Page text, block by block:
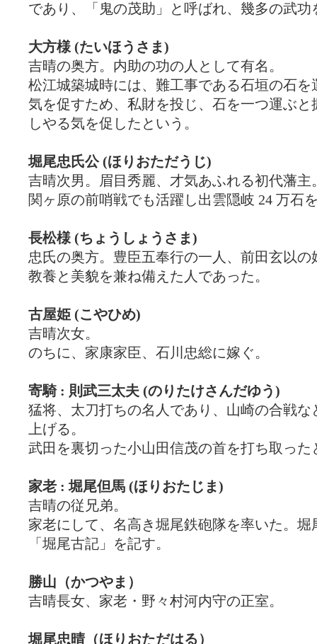
であり、「鬼の茂助」と呼ばれ、幾多の武功
大方様 (たいほうさま)
吉晴の奥方。内助の功の人として有名。
松江城築城時には、難工事である石垣の石を
気を促すため、私財を投じ、石を一つ運ぶと
しやる気を促したという。
堀尾忠氏公 (ほりおただうじ)
吉晴次男。眉目秀麗、才気あふれる初代藩主
関ヶ原の前哨戦でも活躍し出雲隠岐 24 万石
長松様 (ちょうしょうさま)
忠氏の奥方。豊臣五奉行の一人、前田玄以の
教養と美貌を兼ね備えた人であった。
古屋姫 (こやひめ)
吉晴次女。
のちに、家康家臣、石川忠総に嫁ぐ。
寄騎 : 則武三太夫 (のりたけさんだゆう)
猛将、太刀打ちの名人であり、山崎の合戦な
上げる。
武田を裏切った小山田信茂の首を打ち取った
家老 : 堀尾但馬 (ほりおたじま)
吉晴の従兄弟。
家老にして、名高き堀尾鉄砲隊を率いた。堀
「堀尾古記」を記す。
勝山（かつやま）
吉晴長女、家老・野々村河内守の正室。
堀尾忠晴（ほりおただはる）